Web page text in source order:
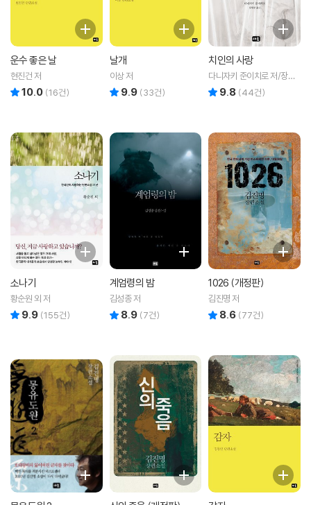
운수 좋은 날
현진건 저
10.0 (16건)
날개
이상 저
9.9 (33건)
치인의 사랑
다니자키 준이치로 저/장현
주 역9.8 (44건)
소나기
황순원 외 저
9.9 (155건)
계엄령의 밤
김성종 저
8.9 (7건)
1026 (개정판)
김진명 저
8.6 (77건)